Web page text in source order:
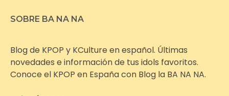
SOBRE BA NA NA
Blog de KPOP y KCulture en español. Últimas
novedades e información de tus idols favoritos.
Conoce el KPOP en España con Blog la BA NA NA.